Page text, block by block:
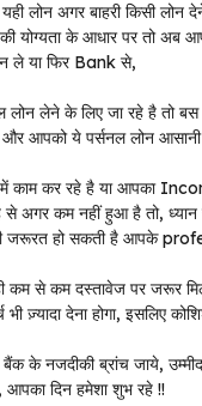
लोन अगर बाहरी किसी
योग्यता के आधार पर तो अब
ले या फिर Bank से,
लेने के लिए जा रहे है तो
और आपको ये पर्सनल लोन
काम कर रहे है या आपका
अगर कम नहीं हुआ है तो,
जरूरत हो सकती है आपके
कम से कम दस्तावेज पर जरूर
ज़्यादा देना होगा, इसलिए
बैंक के नजदीकी ब्रांच जाये,
आपका दिन हमेशा शुभ रहे !!